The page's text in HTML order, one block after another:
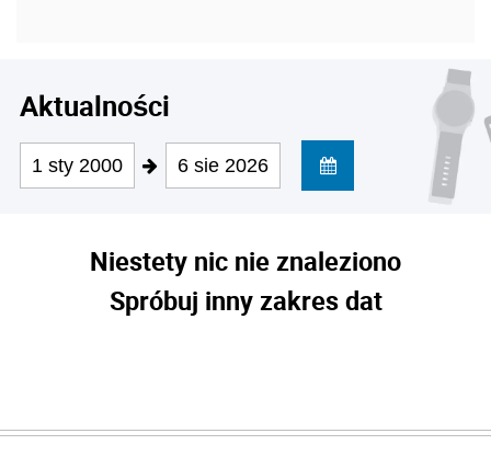
Aktualności
1 sty 2000 6 sie 2026
Niestety nic nie znaleziono
Spróbuj inny zakres dat